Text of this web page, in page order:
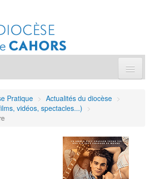
Pratique > Actualités du diocèse >
vidéos, spectacles...) >